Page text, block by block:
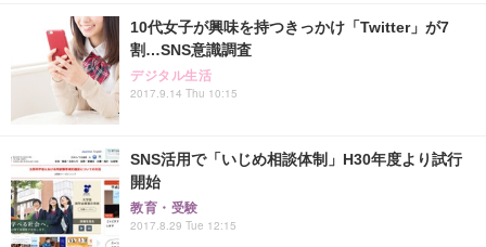
10代女子が興味を持つきっかけ「Twitter」が7
割…SNS意識調査
デジタル生活
2017.9.14 Thu 10:15
SNS活用で「いじめ相談体制」H30年度より試行
開始
教育・受験
2017.8.29 Tue 12:15